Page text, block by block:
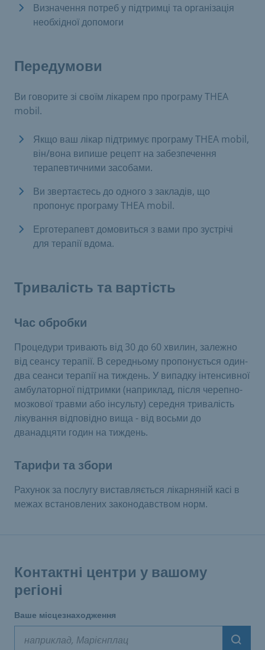
Визначення потреб у підтримці та організація
необхідної допомоги
Передумови
Ви говорите зі своїм лікарем про програму THEA
mobil.
Якщо ваш лікар підтримує програму THEA mobil,
він/вона випише рецепт на забезпечення
терапевтичними засобами.
Ви звертаєтесь до одного з закладів, що
пропонує програму THEA mobil.
Ерготерапевт домовиться з вами про зустрічі
для терапії вдома.
Тривалість та вартість
Час обробки
Процедури тривають від 30 до 60 хвилин, залежно
від сеансу терапії. В середньому пропонується один-
два сеанси терапії на тиждень. У випадку інтенсивної
амбулаторної підтримки (наприклад, після черепно-
мозкової травми або інсульту) середня тривалість
лікування відповідно вища - від восьми до
дванадцяти годин на тиждень.
Тарифи та збори
Рахунок за послугу виставляється лікарняній касі в
межах встановлених законодавством норм.
Контактні центри у вашому
регіоні
Ваше місцезнаходження